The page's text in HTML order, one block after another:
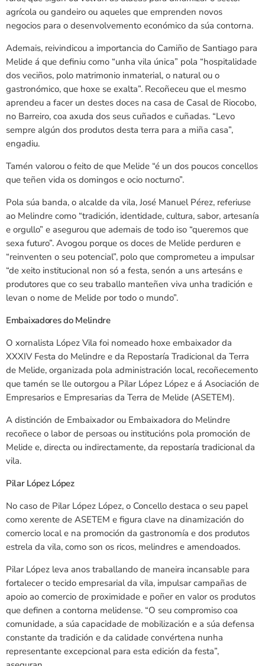
agrícola ou gandeiro ou aqueles que emprenden novos
negocios para o desenvolvemento económico da súa contorna.
Ademais, reivindicou a importancia do Camiño de Santiago para
Melide á que definiu como “unha vila única” pola “hospitalidade
dos veciños, polo matrimonio inmaterial, o natural ou o
gastronómico, que hoxe se exalta”. Recoñeceu que el mesmo
aprendeu a facer un destes doces na casa de Casal de Riocobo,
no Barreiro, coa axuda dos seus cuñados e cuñadas. “Levo
sempre algún dos produtos desta terra para a miña casa”,
engadiu.
Tamén valorou o feito de que Melide “é un dos poucos concellos
que teñen vida os domingos e ocio nocturno”.
Pola súa banda, o alcalde da vila, José Manuel Pérez, referiuse
ao Melindre como “tradición, identidade, cultura, sabor, artesanía
e orgullo” e asegurou que ademais de todo iso “queremos que
sexa futuro”. Avogou porque os doces de Melide perduren e
“reinventen o seu potencial”, polo que comprometeu a impulsar
“de xeito institucional non só a festa, senón a uns artesáns e
produtores que co seu traballo manteñen viva unha tradición e
levan o nome de Melide por todo o mundo”.
Embaixadores do Melindre
O xornalista López Vila foi nomeado hoxe embaixador da
XXXIV Festa do Melindre e da Repostaría Tradicional da Terra
de Melide, organizada pola administración local, recoñecemento
que tamén se lle outorgou a Pilar López López e á Asociación de
Empresarios e Empresarias da Terra de Melide (ASETEM).
A distinción de Embaixador ou Embaixadora do Melindre
recoñece o labor de persoas ou institucións pola promoción de
Melide e, directa ou indirectamente, da repostaría tradicional da
vila.
Pilar López López
No caso de Pilar López López, o Concello destaca o seu papel
como xerente de ASETEM e figura clave na dinamización do
comercio local e na promoción da gastronomía e dos produtos
estrela da vila, como son os ricos, melindres e amendoados.
Pilar López leva anos traballando de maneira incansable para
fortalecer o tecido empresarial da vila, impulsar campañas de
apoio ao comercio de proximidade e poñer en valor os produtos
que definen a contorna melidense. “O seu compromiso coa
comunidade, a súa capacidade de mobilización e a súa defensa
constante da tradición e da calidade convértena nunha
representante excepcional para esta edición da festa”,